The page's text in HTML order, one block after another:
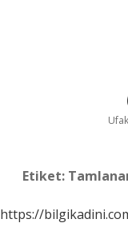
Etiket:
https://